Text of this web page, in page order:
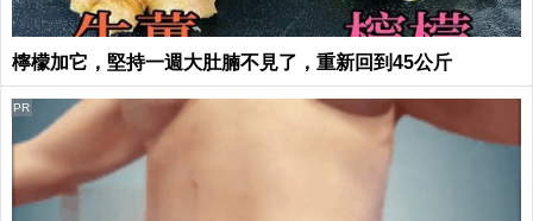
檸檬加它，堅持一週大肚腩不見了，重新回到45公斤
PR